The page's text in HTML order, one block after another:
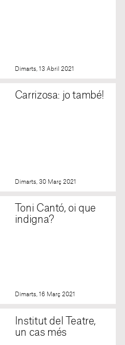
Dimarts, 13 Abril 2021
Carrizosa: jo també!
Dimarts, 30 Març 2021
Toni Cantó, oi que
indigna?
Dimarts, 16 Març 2021
Institut del Teatre,
un cas més